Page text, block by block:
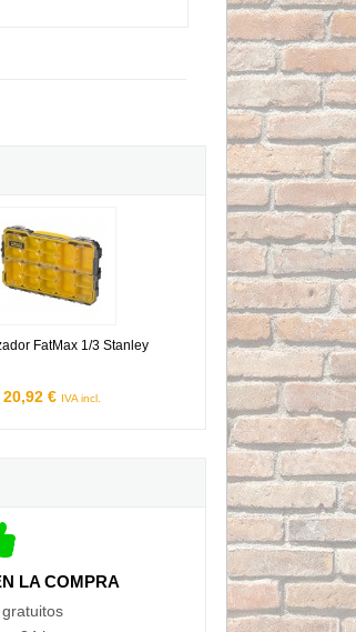
FatMax 1/3 Stanley
20,92 € IVA incl.
LA COMPRA